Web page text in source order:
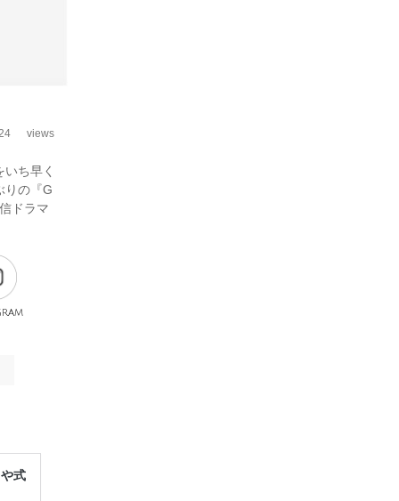
views
ち早く
りの『G
ドラマ
式